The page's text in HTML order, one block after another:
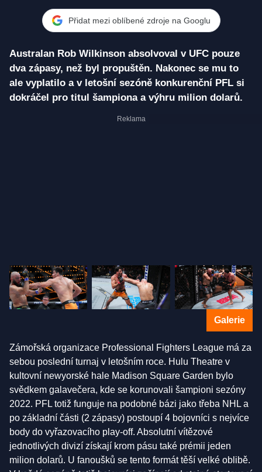
Přidat mezi oblíbené zdroje na Googlu
Australan Rob Wilkinson absolvoval v UFC pouze
dva zápasy, než byl propuštěn. Nakonec se mu to
ale vyplatilo a v letošní sezóně konkurenční PFL si
dokráčel pro titul šampiona a výhru milion dolarů.
Galerie
Zámořská organizace Professional Fighters League má za
sebou poslední turnaj v letošním roce. Hulu Theatre v
kultovní newyorské hale Madison Square Garden bylo
svědkem galavečera, kde se korunovali šampioni sezóny
2022. PFL totiž funguje na podobné bázi jako třeba NHL a
po základní části (2 zápasy) postoupí 4 bojovníci s nejvíce
body do vyřazovacího play-off. Absolutní vítězové
jednotlivých divizí získají krom pásu také prémii jeden
milion dolarů. U fanoušků se tento formát těší velké oblibě.